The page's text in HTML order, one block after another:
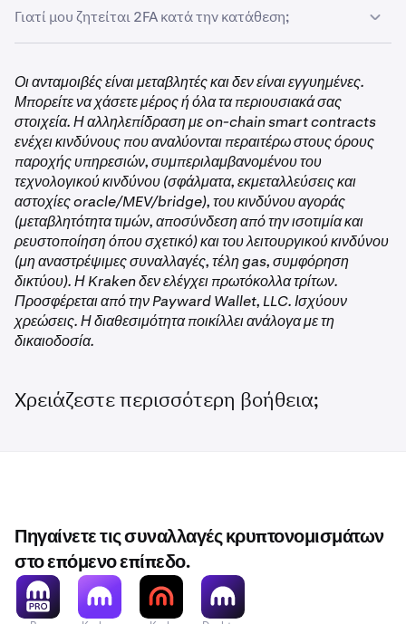
• Ενδέχεται να βρίσκεστε σεπεριοχή όπου το DeFi Earn
δεν είναι διαθέσιμο.
επαληθευμένος.
•
Βεβαιωθείτε ότι η εφαρμογή σας Kraken, Kraken Pro
ή Krak είναι ενημερωμένη στην τελευταία έκδοση.
Γιατί μου ζητείται 2FA κατά την κατάθεση;
απαιτούν έλεγχο ταυτότητας δύο παραγόντων (2FA).
Εισαγάγετε τον κωδικό 2FA, το κλειδί πρόσβασης ή το
κλειδί ασφαλείας σας για να συνεχίσετε.
Οι ανταμοιβές είναι μεταβλητές και δεν είναι εγγυημένες.
Μπορείτε να χάσετε μέρος ή όλα τα περιουσιακά σας
στοιχεία. Η αλληλεπίδραση με on-chain smart contracts
ενέχει κινδύνους που αναλύονται περαιτέρω στους όρους
παροχής υπηρεσιών, συμπεριλαμβανομένου του
τεχνολογικού κινδύνου (σφάλματα, εκμεταλλεύσεις και
αστοχίες oracle/MEV/bridge), του κινδύνου αγοράς
(μεταβλητότητα τιμών, αποσύνδεση από την ισοτιμία και
ρευστοποίηση όπου σχετικό) και του λειτουργικού κινδύνου
(μη αναστρέψιμες συναλλαγές, τέλη gas, συμφόρηση
δικτύου). Η Kraken δεν ελέγχει πρωτόκολλα τρίτων.
Προσφέρεται από την Payward Wallet, LLC. Ισχύουν
χρεώσεις. Η διαθεσιμότητα ποικίλλει ανάλογα με τη
δικαιοδοσία.
Χρειάζεστε περισσότερη βοήθεια;
Πηγαίνετε τις συναλλαγές κρυπτονομισμάτων
στο επόμενο επίπεδο.